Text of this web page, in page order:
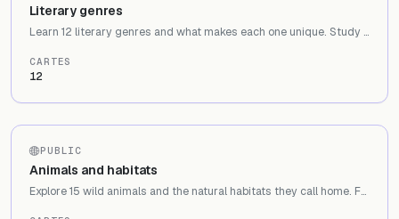
Literary genres
Learn 12 literary genres and what makes each one unique. Study fiction, non-fiction, poetry, mystery, science fiction, satire, thriller, biography, and other key categories.
CARTES
12
PUBLIC
Animals and habitats
Explore 15 wild animals and the natural habitats they call home. From polar bears on Arctic ice to clownfish on coral reefs, learn where each species lives.